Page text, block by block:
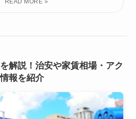
解説！治安や家賃相場・アク
報を紹介